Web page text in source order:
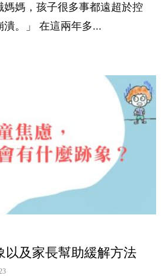
媽媽，孩子很多事都遠超於控
。」 在這兩年多...
以及家長幫助緩解方法